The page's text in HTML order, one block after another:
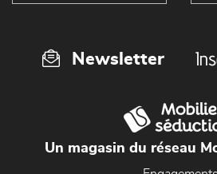
Newsletter
Un magasin du réseau